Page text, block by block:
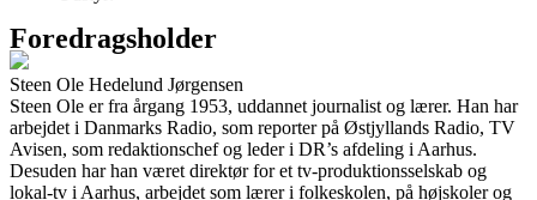
Foredragsholder
Steen Ole Hedelund Jørgensen
Steen Ole er fra årgang 1953, uddannet journalist og lærer. Han har
arbejdet i Danmarks Radio, som reporter på Østjyllands Radio, TV
Avisen, som redaktionschef og leder i DR’s afdeling i Aarhus.
Desuden har han været direktør for et tv-produktionsselskab og
lokal-tv i Aarhus, arbejdet som lærer i folkeskolen, på højskoler og